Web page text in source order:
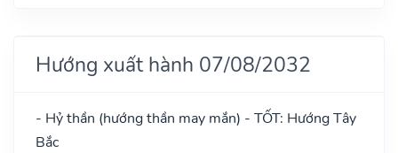
Hướng xuất hành 07/08/2032
- Hỷ thần (hướng thần may mắn) - TỐT: Hướng Tây
Bắc